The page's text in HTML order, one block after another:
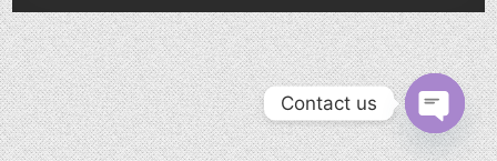
歐
與
朱
麗
葉
短
丘
吉
爾
雪
巴
羅
密
歐
與
朱
麗
葉
短
丘
吉
Contact us
OPEN